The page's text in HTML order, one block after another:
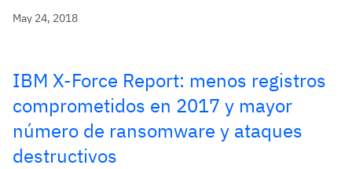
May 24, 2018
IBM X-Force Report: menos registros
comprometidos en 2017 y mayor
número de ransomware y ataques
destructivos